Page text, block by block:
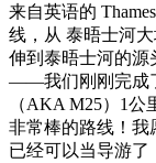
来自英语的
线，从 泰晤士河
伸到泰晤士河的源
——我们刚刚完成
（AKA M25）1
非常棒的路线！我
已经可以当导游